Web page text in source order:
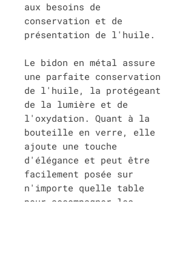
aux besoins de
conservation et de
présentation de l'huile.
Le bidon en métal assure
une parfaite conservation
de l'huile, la protégeant
de la lumière et de
l'oxydation. Quant à la
bouteille en verre, elle
ajoute une touche
d'élégance et peut être
facilement posée sur
n'importe quelle table
pour accompagner les